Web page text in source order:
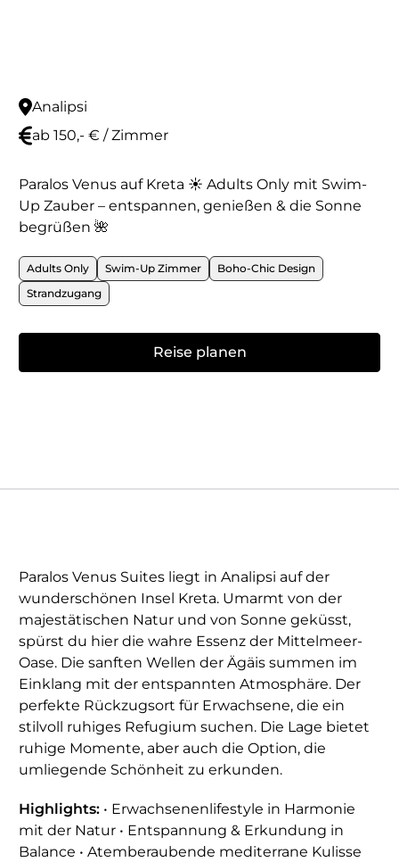
Analipsi
ab 150,- € / Zimmer
Paralos Venus auf Kreta ☀️ Adults Only mit Swim-
Up Zauber – entspannen, genießen & die Sonne
begrüßen 🌺
Adults Only Swim-Up Zimmer
Boho-Chic Design
Strandzugang
Reise planen
Paralos Venus Suites liegt in Analipsi auf der
wunderschönen Insel Kreta. Umarmt von der
majestätischen Natur und von Sonne geküsst,
spürst du hier die wahre Essenz der Mittelmeer-
Oase. Die sanften Wellen der Ägäis summen im
Einklang mit der entspannten Atmosphäre. Der
perfekte Rückzugsort für Erwachsene, die ein
stilvoll ruhiges Refugium suchen. Die Lage bietet
ruhige Momente, aber auch die Option, die
umliegende Schönheit zu erkunden.
Highlights: • Erwachsenenlifestyle in Harmonie
mit der Natur • Entspannung & Erkundung in
Balance • Atemberaubende mediterrane Kulisse